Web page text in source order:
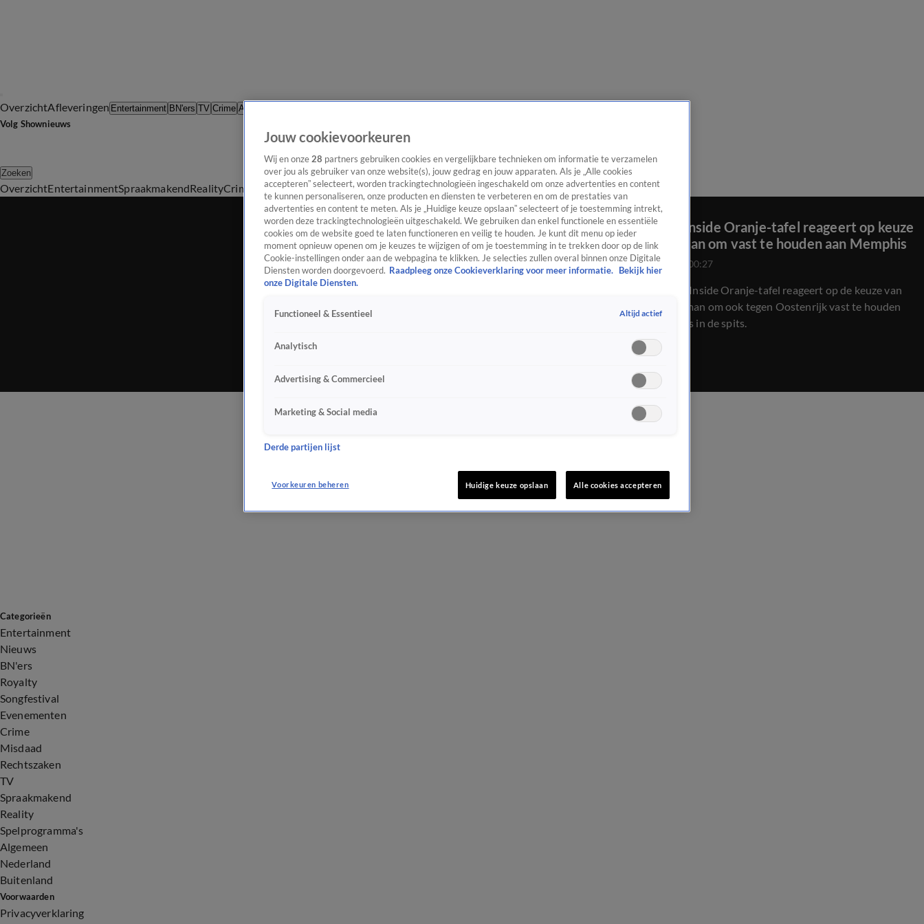
OverzichtAfleveringen Entertainment BN'ers TV Crime Algemeen
Volg Shownieuws
Zoeken
OverzichtEntertainmentSpraakmakendRealityCrime Video'sAfleveringen
Vandaag Inside Oranje-tafel reageert op keuze
van Koeman om vast te houden aan Memphis
25 juni 2024, 00:27
De Vandaag Inside Oranje-tafel reageert op de keuze van
Ronald Koeman om ook tegen Oostenrijk vast te houden
aan Memphis in de spits.
Categorieën
Entertainment
Nieuws
BN'ers
Royalty
Songfestival
Evenementen
Crime
Misdaad
Rechtszaken
TV
Spraakmakend
Reality
Spelprogramma's
Algemeen
Nederland
Buitenland
Voorwaarden
Privacyverklaring
Jouw cookievoorkeuren
Wij en onze 28 partners gebruiken cookies en vergelijkbare technieken om informatie te verzamelen
over jou als gebruiker van onze website(s), jouw gedrag en jouw apparaten. Als je „Alle cookies
accepteren” selecteert, worden trackingtechnologieën ingeschakeld om onze advertenties en content
te kunnen personaliseren, onze producten en diensten te verbeteren en om de prestaties van
advertenties en content te meten. Als je „Huidige keuze opslaan” selecteert of je toestemming intrekt,
worden deze trackingtechnologieën uitgeschakeld. We gebruiken dan enkel functionele en essentiële
cookies om de website goed te laten functioneren en veilig te houden. Je kunt dit menu op ieder
moment opnieuw openen om je keuzes te wijzigen of om je toestemming in te trekken door op de link
Cookie-instellingen onder aan de webpagina te klikken. Je selecties zullen overal binnen onze Digitale
Diensten worden doorgevoerd. Raadpleeg onze Cookieverklaring voor meer informatie.
Bekijk hier
onze Digitale Diensten.
Functioneel & Essentieel Altijd actief
Analytisch
Advertising & Commercieel
Marketing & Social media
Derde partijen lijst
Voorkeuren beheren Huidige keuze opslaan Alle cookies accepteren